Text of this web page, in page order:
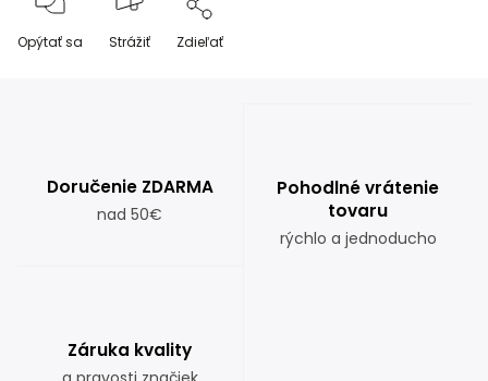
Opýtať sa Strážiť Zdieľať
Doručenie ZDARMA
nad 50€
Pohodlné vrátenie
tovaru
rýchlo a jednoducho
Záruka kvality